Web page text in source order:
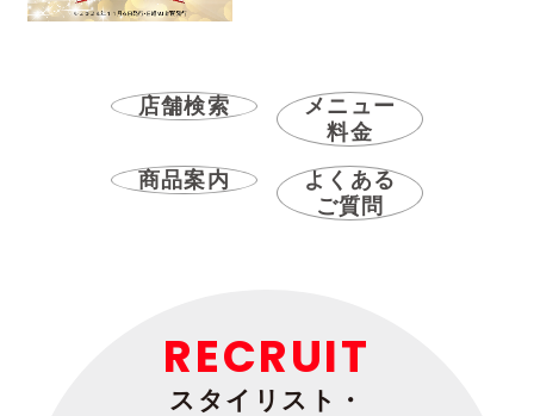
店舗検索
メニュー
料金
商品案内
よくある
ご質問
RECRUIT
スタイリスト・